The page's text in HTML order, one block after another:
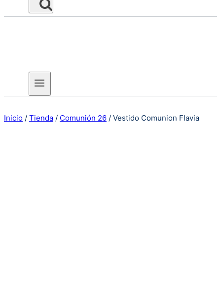
Inicio / Tienda / Comunión 26 / Vestido Comunion Flavia